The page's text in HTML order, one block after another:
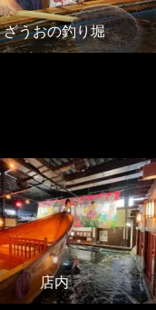
ざうおの釣り堀
店内